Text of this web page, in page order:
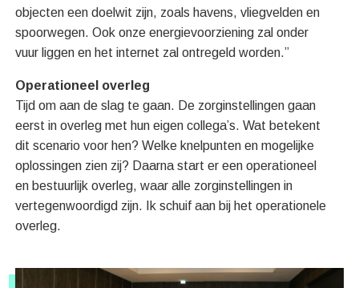
objecten een doelwit zijn, zoals havens, vliegvelden en
spoorwegen. Ook onze energievoorziening zal onder
vuur liggen en het internet zal ontregeld worden.”
Operationeel overleg
Tijd om aan de slag te gaan. De zorginstellingen gaan
eerst in overleg met hun eigen collega’s. Wat betekent
dit scenario voor hen? Welke knelpunten en mogelijke
oplossingen zien zij? Daarna start er een operationeel
en bestuurlijk overleg, waar alle zorginstellingen in
vertegenwoordigd zijn. Ik schuif aan bij het operationele
overleg.